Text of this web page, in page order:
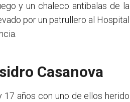
y un chaleco antibalas de la
por un patrullero al Hospital
Casanova
años con uno de ellos herido